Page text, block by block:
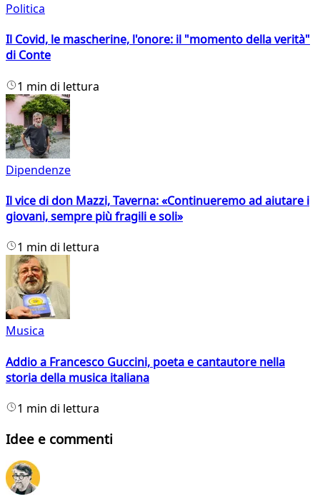
Politica
Il Covid, le mascherine, l'onore: il "momento della verità"
di Conte
1 min di lettura
Dipendenze
Il vice di don Mazzi, Taverna: «Continueremo ad aiutare i
giovani, sempre più fragili e soli»
1 min di lettura
Musica
Addio a Francesco Guccini, poeta e cantautore nella
storia della musica italiana
1 min di lettura
Idee e commenti